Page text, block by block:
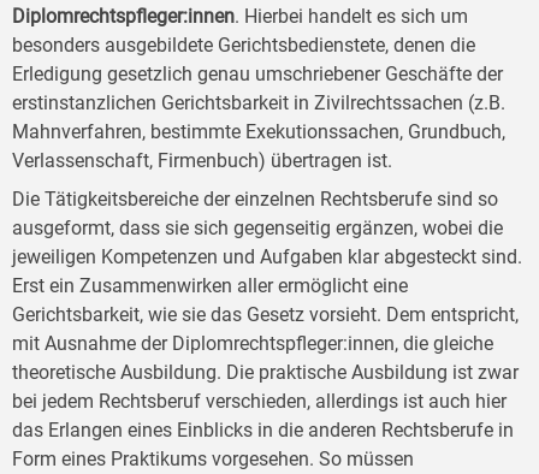
Diplomrechtspfleger:innen. Hierbei handelt es sich um
besonders ausgebildete Gerichtsbedienstete, denen die
Erledigung gesetzlich genau umschriebener Geschäfte der
erstinstanzlichen Gerichtsbarkeit in Zivilrechtssachen (z.B.
Mahnverfahren, bestimmte Exekutionssachen, Grundbuch,
Verlassenschaft, Firmenbuch) übertragen ist.
Die Tätigkeitsbereiche der einzelnen Rechtsberufe sind so
ausgeformt, dass sie sich gegenseitig ergänzen, wobei die
jeweiligen Kompetenzen und Aufgaben klar abgesteckt sind.
Erst ein Zusammenwirken aller ermöglicht eine
Gerichtsbarkeit, wie sie das Gesetz vorsieht. Dem entspricht,
mit Ausnahme der Diplomrechtspfleger:innen, die gleiche
theoretische Ausbildung. Die praktische Ausbildung ist zwar
bei jedem Rechtsberuf verschieden, allerdings ist auch hier
das Erlangen eines Einblicks in die anderen Rechtsberufe in
Form eines Praktikums vorgesehen. So müssen